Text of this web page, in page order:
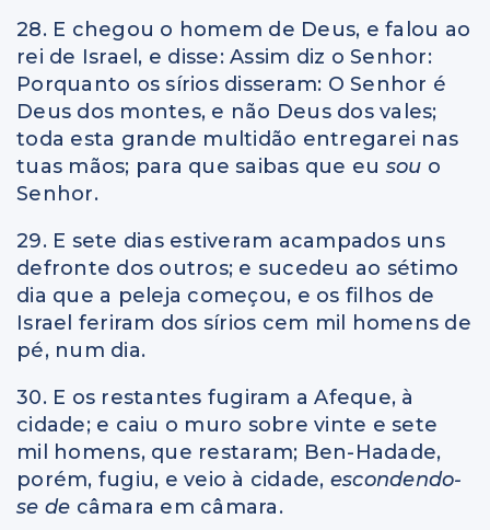
28. E chegou o homem de Deus, e falou ao
rei de Israel, e disse: Assim diz o Senhor:
Porquanto os sírios disseram: O Senhor é
Deus dos montes, e não Deus dos vales;
toda esta grande multidão entregarei nas
tuas mãos; para que saibas que eu sou o
Senhor.
29. E sete dias estiveram acampados uns
defronte dos outros; e sucedeu ao sétimo
dia que a peleja começou, e os filhos de
Israel feriram dos sírios cem mil homens de
pé, num dia.
30. E os restantes fugiram a Afeque, à
cidade; e caiu o muro sobre vinte e sete
mil homens, que restaram; Ben-Hadade,
porém, fugiu, e veio à cidade, escondendo-
se de câmara em câmara.